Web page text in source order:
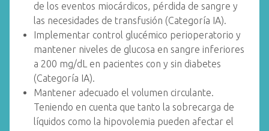
de los eventos miocárdicos, pérdida de sangre y
las necesidades de transfusión (Categoría IA).
Implementar control glucémico perioperatorio y
mantener niveles de glucosa en sangre inferiores
a 200 mg/dL en pacientes con y sin diabetes
(Categoría IA).
Mantener adecuado el volumen circulante.
Teniendo en cuenta que tanto la sobrecarga de
líquidos como la hipovolemia pueden afectar el